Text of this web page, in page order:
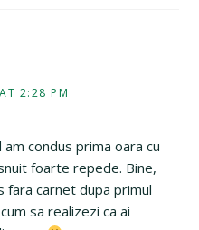
2:28 PM
condus prima oara cu
foarte repede. Bine,
fara carnet dupa primul
sa realizezi ca ai